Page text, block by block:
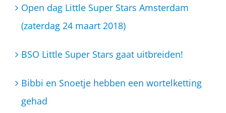
Open dag Little Super Stars Amsterdam
(zaterdag 24 maart 2018)
BSO Little Super Stars gaat uitbreiden!
Bibbi en Snoetje hebben een wortelketting
gehad